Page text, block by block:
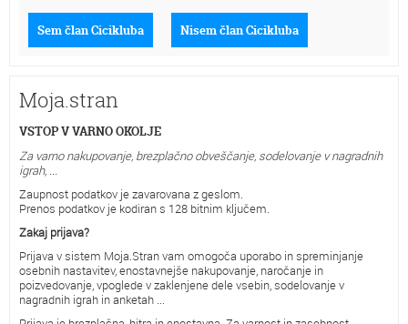
Sem član Cicikluba Nisem član Cicikluba
Moja.stran
VSTOP V VARNO OKOLJE
Za varno nakupovanje, brezplačno obveščanje, sodelovanje v nagradnih
igrah, ...
Zaupnost podatkov je zavarovana z geslom.
Prenos podatkov je kodiran s 128 bitnim ključem.
Zakaj prijava?
Prijava v sistem Moja.Stran vam omogoča uporabo in spreminjanje
osebnih nastavitev, enostavnejše nakupovanje, naročanje in
poizvedovanje, vpoglede v zaklenjene dele vsebin, sodelovanje v
nagradnih igrah in anketah ...